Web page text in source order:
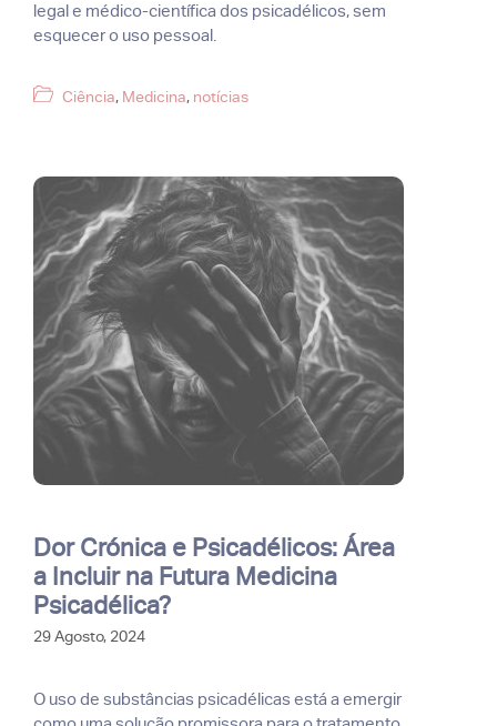
legal e médico-científica dos psicadélicos, sem
esquecer o uso pessoal.
Categorias
Ciência, Medicina, notícias
Dor Crónica e Psicadélicos: Área
a Incluir na Futura Medicina
Psicadélica?
29 Agosto, 2024
O uso de substâncias psicadélicas está a emergir